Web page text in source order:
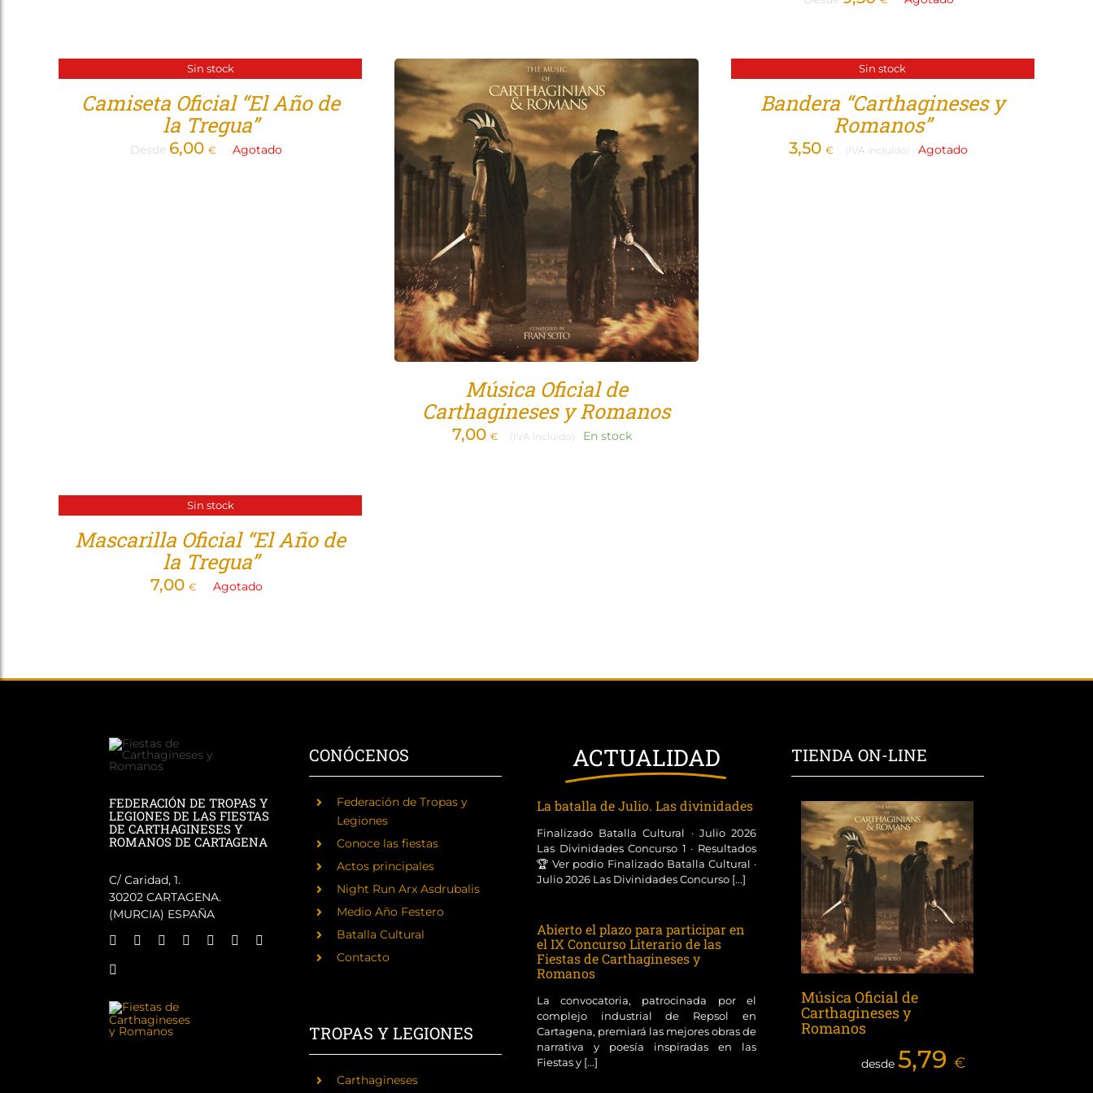
Sin stock
Camiseta Oficial “El Año de
la Tregua”
Desde 6,00€ Agotado
Música Oficial de
Carthagineses y Romanos
7,00€ (IVA incluido) En stock
Sin stock
Bandera “Carthagineses y
Romanos”
3,50€ (IVA incluido) Agotado
Sin stock
Mascarilla Oficial “El Año de
la Tregua”
7,00 € Agotado
FEDERACIÓN DE TROPAS Y
LEGIONES DE LAS FIESTAS
DE CARTHAGINESES Y
ROMANOS DE CARTAGENA
C/ Caridad, 1.
30202 CARTAGENA.
(MURCIA) ESPAÑA
CONÓCENOS
Federación de Tropas y
Legiones
Conoce las fiestas
Actos principales
Night Run Arx Asdrubalis
Medio Año Festero
Batalla Cultural
Contacto
TROPAS Y LEGIONES
Carthagineses
ACTUALIDAD
La batalla de Julio. Las divinidades
Finalizado Batalla Cultural · Julio 2026
Las Divinidades Concurso 1 · Resultados
🏆 Ver podio Finalizado Batalla Cultural ·
Julio 2026 Las Divinidades Concurso [...]
Abierto el plazo para participar en
el IX Concurso Literario de las
Fiestas de Carthagineses y
Romanos
La convocatoria, patrocinada por el
complejo industrial de Repsol en
Cartagena, premiará las mejores obras de
narrativa y poesía inspiradas en las
Fiestas y [...]
TIENDA ON-LINE
Música Oficial de
Carthagineses y
Romanos
desde5,79€